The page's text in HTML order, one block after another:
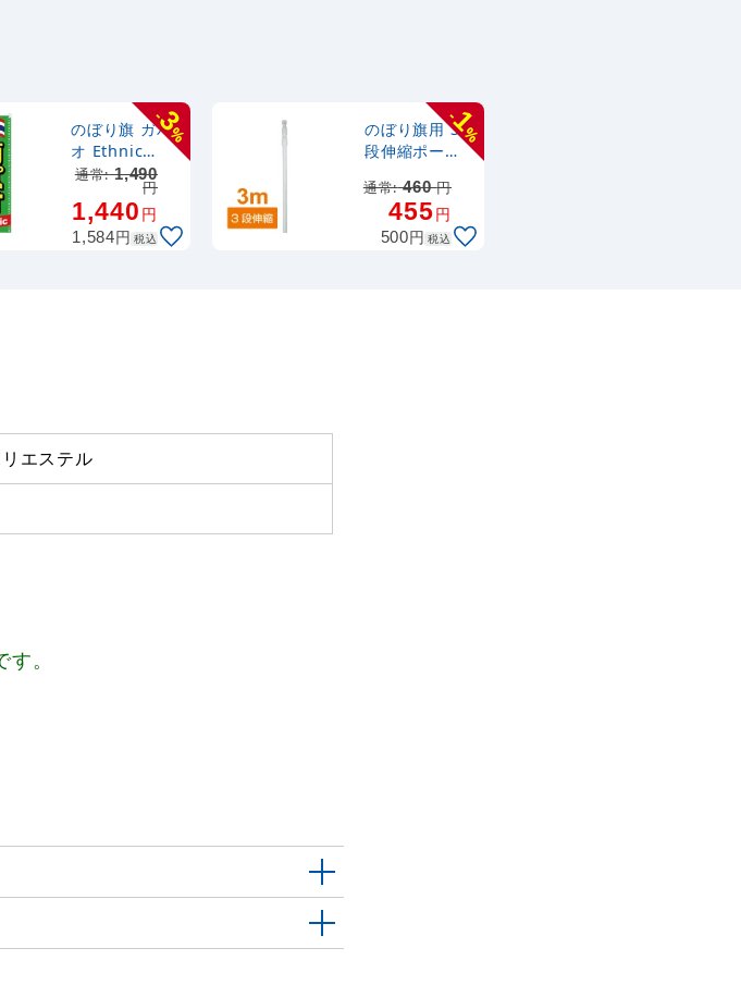
-
3
%
のぼり旗 ガパ
オ Ethnic
(TR-039)
通常:1,490
円
1,440円
1,584円 税込
-
1
%
のぼり旗用 3
段伸縮ポール
通常:460円
455円
500円 税込
エステル
。